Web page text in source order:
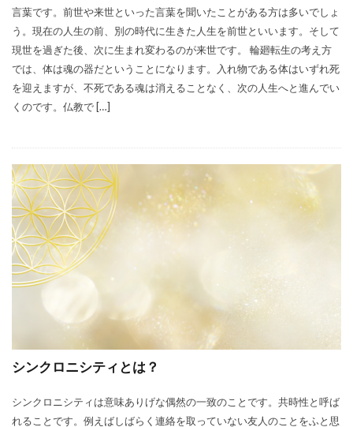
言葉です。前世や来世といった言葉を聞いたことがある方は多いでしょ
う。現在の人生の前、別の時代に生きた人生を前世といいます。そして
現世を過ぎた後、次に生まれ変わるのが来世です。 輪廻転生の考え方
では、体は魂の器だということになります。入れ物である体はいずれ死
を迎えますが、不死である魂は消えることなく、次の人生へと進んでい
くのです。仏教で […]
シンクロニシティとは？
シンクロニシティは意味ありげな偶然の一致のことです。共時性と呼ば
れることです。例えばしばらく連絡を取っていない友人のことをふと思